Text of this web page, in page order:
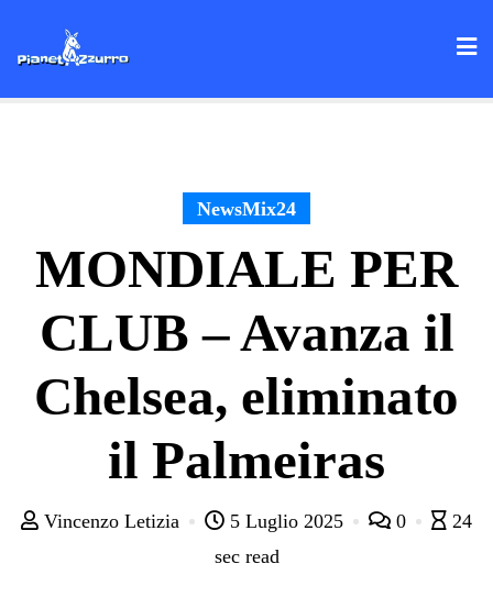
NewsMix24
MONDIALE PER
CLUB – Avanza il
Chelsea, eliminato
il Palmeiras
Vincenzo Letizia 5 Luglio 2025 0
24
sec read